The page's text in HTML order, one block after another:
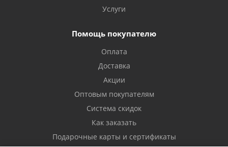
Услуги
Помощь покупателю
Оплата
Доставка
Акции
Оптовым покупателям
Система скидок
Как заказать
Подарочные карты и сертификаты